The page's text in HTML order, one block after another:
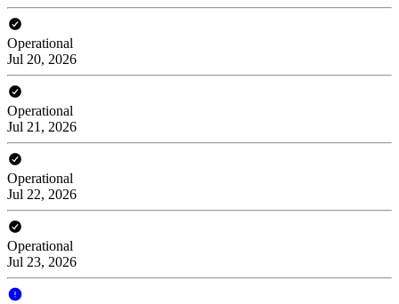
Operational
Jul 20, 2026
Operational
Jul 21, 2026
Operational
Jul 22, 2026
Operational
Jul 23, 2026